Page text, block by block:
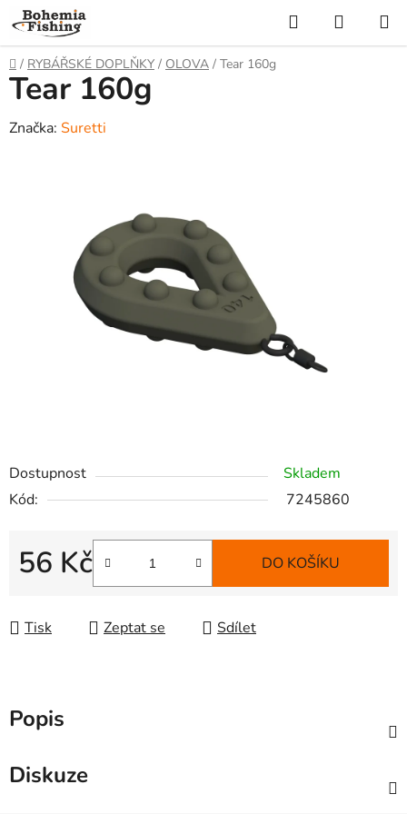
Přejít
na
obsah
Hledat
KOŠÍK
Domů
/ RYBÁŘSKÉ DOPLŇKY / OLOVA / Tear 160g
Dostupnost
Skladem
Kód:
7245860
56 Kč
Měrná cena:
DO KOŠÍKU
Tisk Zeptat se Sdílet
Tear 160g
Značka: Suretti
Popis
Diskuze